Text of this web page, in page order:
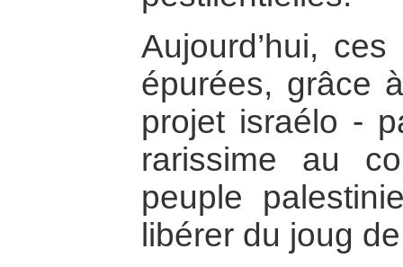
Aujourd’hui,
épurées, grâce
projet israélo -
rarissime au
peuple
libérer du joug